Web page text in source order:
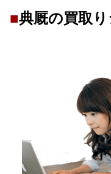
■典厩の買取